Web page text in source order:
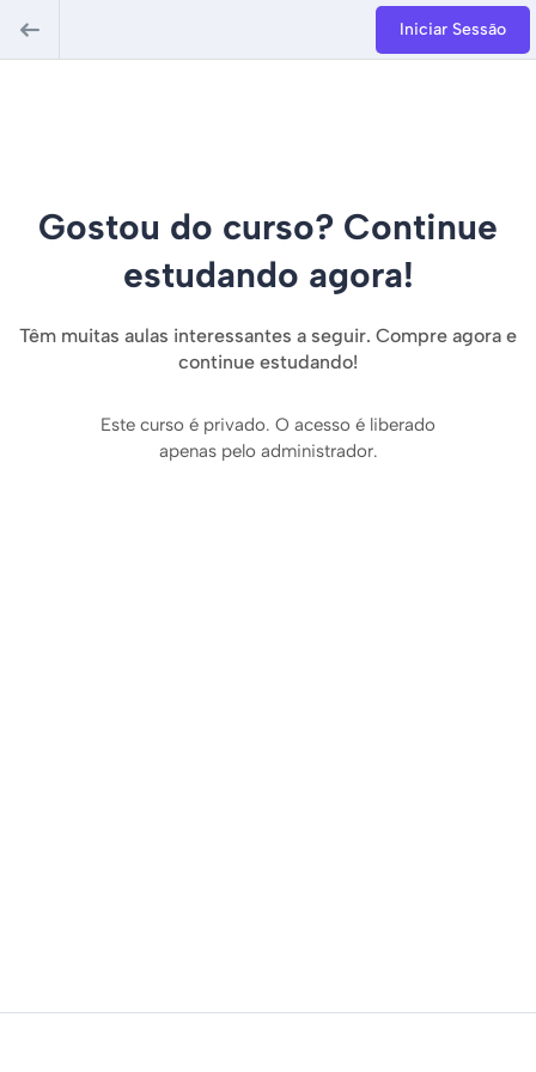
Iniciar Sessão
Gostou do curso? Continue
estudando agora!
Têm muitas aulas interessantes a seguir. Compre agora e
continue estudando!
Este curso é privado. O acesso é liberado
apenas pelo administrador.